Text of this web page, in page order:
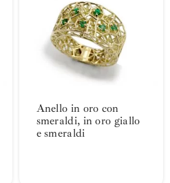
Anello in oro con
smeraldi, in oro giallo
e smeraldi